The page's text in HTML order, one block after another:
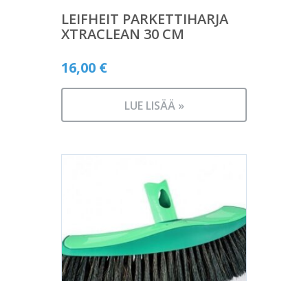
LEIFHEIT PARKETTIHARJA
XTRACLEAN 30 CM
16,00 €
LUE LISÄÄ »